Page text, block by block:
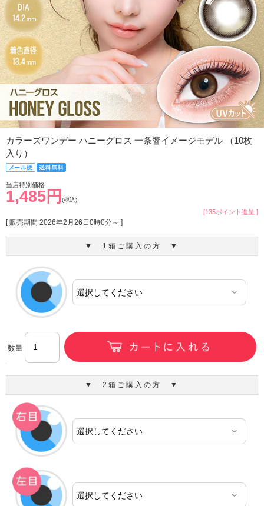
カラーズワンデー ハニーグロス 一条響イメージモデル （10枚
入り）
当店特別価格
1,485円 (税込)
[135ポイント進呈 ]
[ 販売期間 2026年2月26日0時0分～ ]
▼ 1箱ご購入の方 ▼
数量
▼ 2箱ご購入の方 ▼